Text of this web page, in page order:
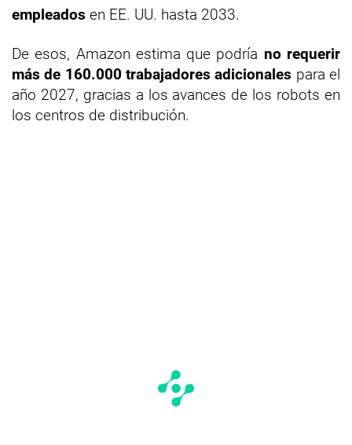
empleados en EE. UU. hasta 2033.
De esos, Amazon estima que podría no requerir
más de 160.000 trabajadores adicionales para el
año 2027, gracias a los avances de los robots en
los centros de distribución.